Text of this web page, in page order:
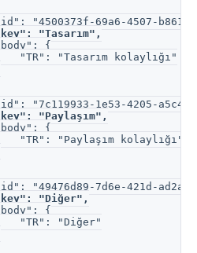
"4500373f-69a6-4507-b861-
"Tasarım",
{
"TR": "Tasarım kolaylığı"
"7c119933-1e53-4205-a5c4-
"Paylaşım",
{
"TR": "Paylaşım kolaylığı"
"49476d89-7d6e-421d-ad2a-
"Diğer",
{
"TR": "Diğer"